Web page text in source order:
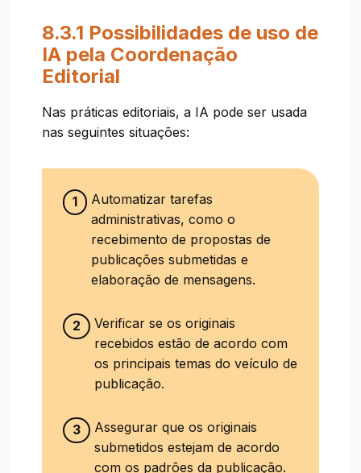
8.3.1 Possibilidades de uso de
IA pela Coordenação
Editorial
Nas práticas editoriais, a IA pode ser usada
nas seguintes situações:
1
Automatizar tarefas
administrativas, como o
recebimento de propostas de
publicações submetidas e
elaboração de mensagens.
2
Verificar se os originais
recebidos estão de acordo com
os principais temas do veículo de
publicação.
3
Assegurar que os originais
submetidos estejam de acordo
com os padrões da publicação.